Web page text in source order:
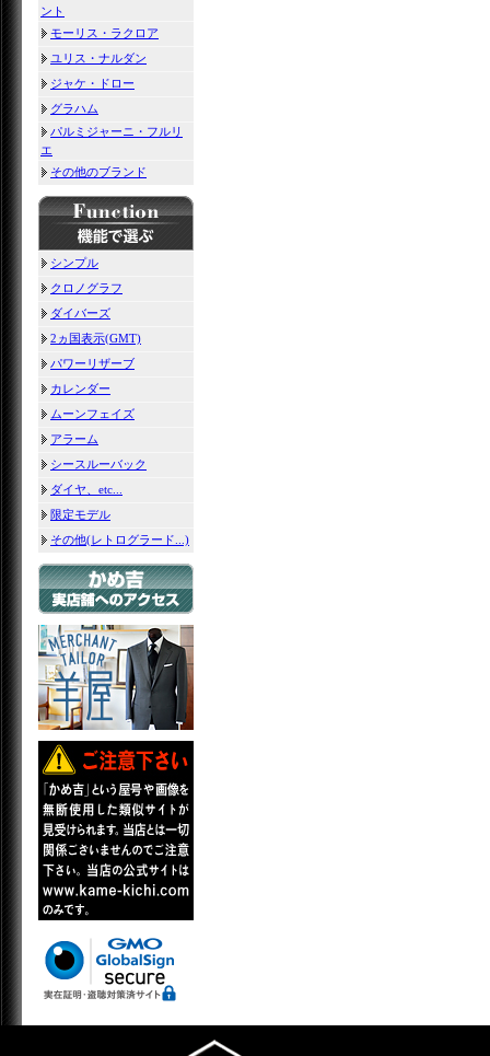
ント
モーリス・ラクロア
ユリス・ナルダン
ジャケ・ドロー
グラハム
パルミジャーニ・フルリ
エ
その他のブランド
シンプル
クロノグラフ
ダイバーズ
2ヵ国表示(GMT)
パワーリザーブ
カレンダー
ムーンフェイズ
アラーム
シースルーバック
ダイヤ、etc...
限定モデル
その他(レトログラード...)